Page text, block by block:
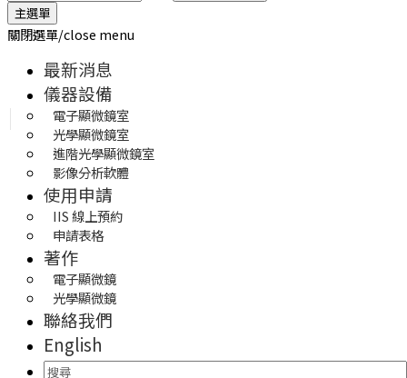
主選單
關閉選單/close menu
最新消息
儀器設備
電子顯微鏡室
光學顯微鏡室
進階光學顯微鏡室
影像分析軟體
使用申請
IIS 線上預約
申請表格
著作
電子顯微鏡
光學顯微鏡
聯絡我們
English